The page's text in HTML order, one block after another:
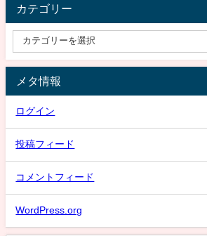
カテゴリー
メタ情報
ログイン
投稿フィード
コメントフィード
WordPress.org